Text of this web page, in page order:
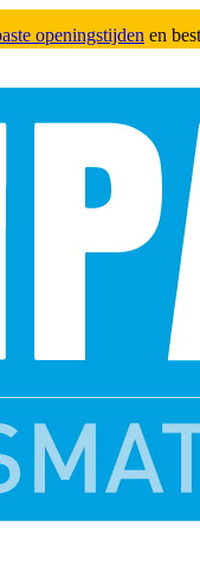
openingstijden en